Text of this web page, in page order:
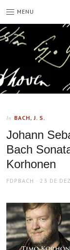
MENU
In BACH, J. S.
Johann
Bach
Korhonen
AUTHOR
FDPBACH
POSTED
23 DE